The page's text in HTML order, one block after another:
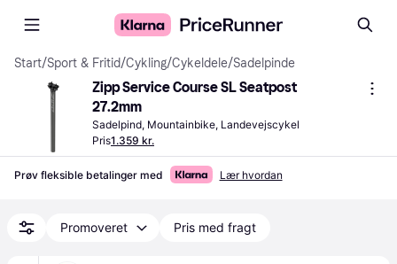
Start/Sport & Fritid/Cykling/Cykeldele/Sadelpinde
Zipp Service Course SL Seatpost
27.2mm
Sadelpind, Mountainbike, Landevejscykel
Pris1.359 kr.
Prøv fleksible betalinger med Lær hvordan
Promoveret Pris med fragt